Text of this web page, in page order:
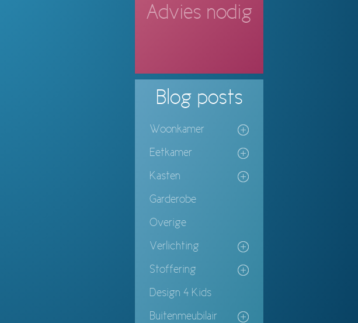
Advies nodig
Blog posts
Woonkamer
Eetkamer
Kasten
Garderobe
Overige
Verlichting
Stoffering
Design 4 Kids
Buitenmeubilair